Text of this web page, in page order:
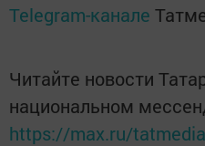
Telegram-канале
Читайте новости
национальном
https://max.ru/tatmedia